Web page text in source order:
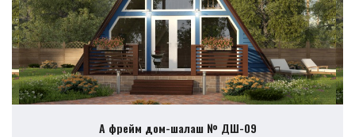
А фрейм дом-шалаш № ДШ-09